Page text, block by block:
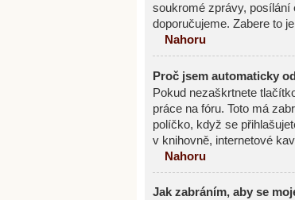
soukromé zprávy, posílání
doporučujeme. Zabere to
Nahoru
Proč jsem automaticky
Pokud nezaškrtnete
práce na fóru. Toto má
políčko, když se
v knihovně, internetové
Nahoru
Jak zabráním, aby se